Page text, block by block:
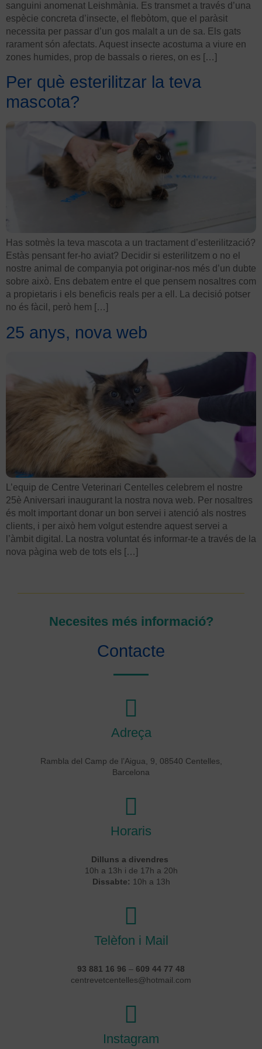
sanguini anomenat Leishmània. Es transmet a través d’una
espècie concreta d’insecte, el flebòtom, que el paràsit
necessita per passar d’un gos malalt a un de sa. Els gats
rarament són afectats. Aquest insecte acostuma a viure en
zones humides, prop de bassals o rieres, on es […]
Per què esterilitzar la teva
mascota?
Has sotmès la teva mascota a un tractament d’esterilització?
Estàs pensant fer-ho aviat? Decidir si esterilitzem o no el
nostre animal de companyia pot originar-nos més d’un dubte
sobre això. Ens debatem entre el que pensem nosaltres com
a propietaris i els beneficis reals per a ell. La decisió potser
no és fàcil, però hem […]
25 anys, nova web
L’equip de Centre Veterinari Centelles celebrem el nostre
25è Aniversari inaugurant la nostra nova web. Per nosaltres
és molt important donar un bon servei i atenció als nostres
clients, i per això hem volgut estendre aquest servei a
l’àmbit digital. La nostra voluntat és informar-te a través de la
nova pàgina web de tots els […]
Necesites més informació?
Contacte
Adreça
Rambla del Camp de l’Aigua, 9, 08540 Centelles,
Barcelona
Horaris
Dilluns a divendres
10h a 13h i de 17h a 20h
Dissabte: 10h a 13h
Telèfon i Mail
93 881 16 96 – 609 44 77 48
centrevetcentelles@hotmail.com
Instagram